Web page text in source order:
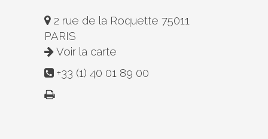
2 rue de la Roquette 75011
PARIS
Voir la carte
+33 (1) 40 01 89 00